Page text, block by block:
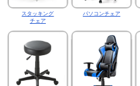
スタッキング
チェア
パソコンチェア